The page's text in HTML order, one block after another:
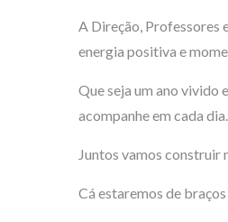
A Direção, Professores
energia positiva e
Que seja um ano vivido
acompanhe em cada dia.
Juntos vamos construir
Cá estaremos de